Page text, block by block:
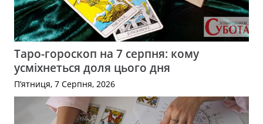
Таро-гороскоп на 7 серпня: кому
усміхнеться доля цього дня
П’ятниця, 7 Серпня, 2026